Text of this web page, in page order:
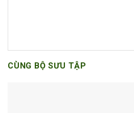
CÙNG BỘ SƯU TẬP